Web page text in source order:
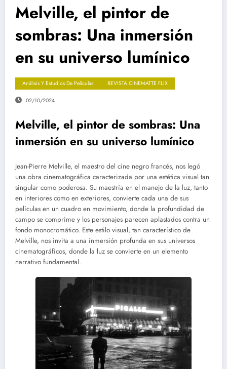
Melville, el pintor de
sombras: Una inmersión
en su universo lumínico
Análisis Y Estudios De Películas REVISTA CINEMATTE FLIX
02/10/2024
Melville, el pintor de sombras: Una
inmersión en su universo lumínico
Jean-Pierre Melville, el maestro del cine negro francés, nos legó
una obra cinematográfica caracterizada por una estética visual tan
singular como poderosa. Su maestría en el manejo de la luz, tanto
en interiores como en exteriores, convierte cada una de sus
películas en un cuadro en movimiento, donde la profundidad de
campo se comprime y los personajes parecen aplastados contra un
fondo monocromático. Este estilo visual, tan característico de
Melville, nos invita a una inmersión profunda en sus universos
cinematográficos, donde la luz se convierte en un elemento
narrativo fundamental.